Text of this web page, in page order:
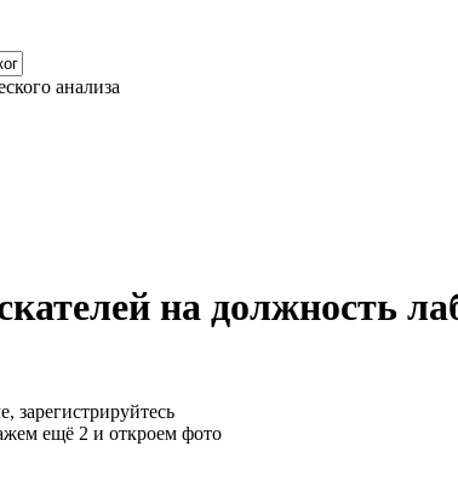
анализа
на должность
зарегистрируйтесь
ещё 2 и откроем фото